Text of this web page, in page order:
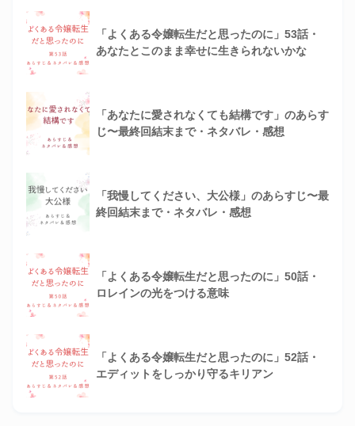
「よくある令嬢転生だと思ったのに」53話・
あなたとこのまま幸せに生きられないかな
「あなたに愛されなくても結構です」のあらす
じ〜最終回結末まで・ネタバレ・感想
「我慢してください、大公様」のあらすじ〜最
終回結末まで・ネタバレ・感想
「よくある令嬢転生だと思ったのに」50話・
ロレインの光をつける意味
「よくある令嬢転生だと思ったのに」52話・
エディットをしっかり守るキリアン